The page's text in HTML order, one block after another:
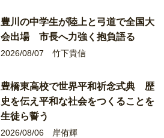
豊川の中学生が陸上と弓道で全国大
会出場 市長へ力強く抱負語る
2026/08/07 竹下貴信
豊橋東高校で世界平和祈念式典 歴
史を伝え平和な社会をつくることを
生徒ら誓う
2026/08/06 岸侑輝